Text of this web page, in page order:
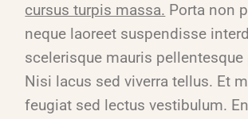
cursus turpis massa. Porta non
neque laoreet suspendisse
scelerisque mauris pellentesque
Nisi lacus sed viverra tellus. Et
feugiat sed lectus vestibulum.